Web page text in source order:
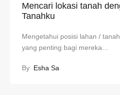
Mencari lokasi tanah
Tanahku
Mengetahui posisi lahan /
yang penting bagi mereka…
By Esha Sa